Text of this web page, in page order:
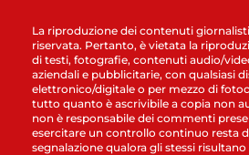
La riproduzione dei contenuti
riservata. Pertanto, è vietata la
di testi, fotografie, contenuti audio/
aziendali e pubblicitarie, con qualsiasi
elettronico/digitale o per mezzo di
tutto quanto è ascrivibile a copia non
non è responsabile dei commenti
esercitare un controllo continuo resta
segnalazione qualora gli stessi